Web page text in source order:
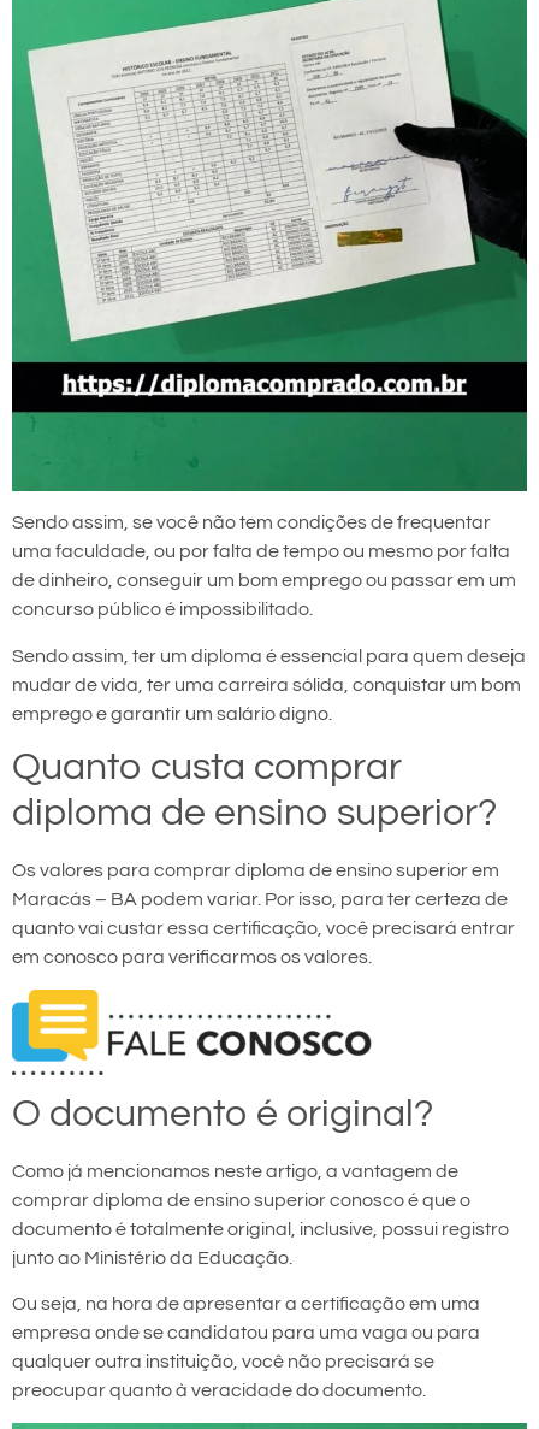
Sendo assim, se você não tem condições de frequentar
uma faculdade, ou por falta de tempo ou mesmo por falta
de dinheiro, conseguir um bom emprego ou passar em um
concurso público é impossibilitado.
Sendo assim, ter um diploma é essencial para quem deseja
mudar de vida, ter uma carreira sólida, conquistar um bom
emprego e garantir um salário digno.
Quanto custa comprar
diploma de ensino superior?
Os valores para comprar diploma de ensino superior em
Maracás – BA podem variar. Por isso, para ter certeza de
quanto vai custar essa certificação, você precisará entrar
em conosco para verificarmos os valores.
O documento é original?
Como já mencionamos neste artigo, a vantagem de
comprar diploma de ensino superior conosco é que o
documento é totalmente original, inclusive, possui registro
junto ao Ministério da Educação.
Ou seja, na hora de apresentar a certificação em uma
empresa onde se candidatou para uma vaga ou para
qualquer outra instituição, você não precisará se
preocupar quanto à veracidade do documento.